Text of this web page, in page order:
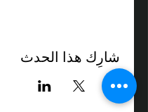
شارِك هذا الحدث